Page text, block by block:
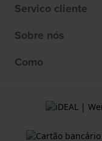
Servico cliente
Sobre nós
Como